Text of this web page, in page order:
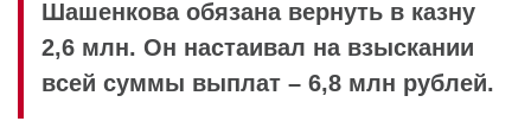
Шашенкова обязана вернуть в казну
2,6 млн. Он настаивал на взыскании
всей суммы выплат – 6,8 млн рублей.